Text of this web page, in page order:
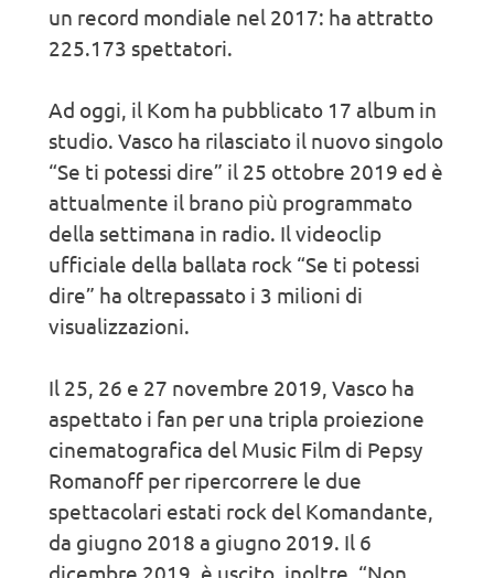
un record mondiale nel 2017: ha attratto
225.173 spettatori.
Ad oggi, il Kom ha pubblicato 17 album in
studio. Vasco ha rilasciato il nuovo singolo
“Se ti potessi dire” il 25 ottobre 2019 ed è
attualmente il brano più programmato
della settimana in radio. Il videoclip
ufficiale della ballata rock “Se ti potessi
dire” ha oltrepassato i 3 milioni di
visualizzazioni.
Il 25, 26 e 27 novembre 2019, Vasco ha
aspettato i fan per una tripla proiezione
cinematografica del Music Film di Pepsy
Romanoff per ripercorrere le due
spettacolari estati rock del Komandante,
da giugno 2018 a giugno 2019. Il 6
dicembre 2019, è uscito, inoltre, “Non